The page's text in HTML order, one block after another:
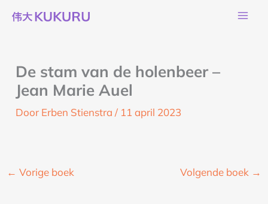
naar
De stam van de holenbeer –
Jean Marie Auel
Door Erben Stienstra/ 11 april 2023
← Vorige boek Volgende boek →